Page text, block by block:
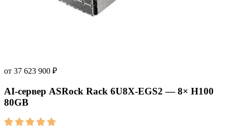
от 37 623 900 ₽
AI‑сервер ASRock Rack 6U8X-EGS2 — 8× H100
80GB